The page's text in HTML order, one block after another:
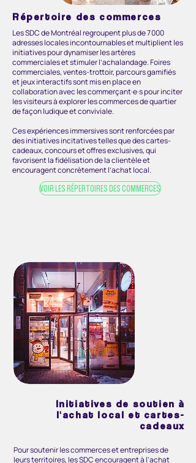
Répertoire des commerces
Les SDC de Montréal regroupent plus de 7 000
adresses locales incontournables et multiplient les
initiatives pour dynamiser les artères
commerciales et stimuler l’achalandage. Foires
commerciales, ventes-trottoir, parcours gamifiés
et jeux interactifs sont mis en place en
collaboration avec les commerçant·e·s pour inciter
les visiteurs à explorer les commerces de quartier
de façon ludique et conviviale.
Ces expériences immersives sont renforcées par
des initiatives incitatives telles que des cartes-
cadeaux, concours et offres exclusives, qui
favorisent la fidélisation de la clientèle et
encouragent concrètement l’achat local.
VOIR LES RÉPERTOIRES DES COMMERCES
Initiatives de soutien à
l'achat local et cartes-
cadeaux
Pour soutenir les commerces et entreprisesde
leurs territoires, les SDC encouragent à l'achat